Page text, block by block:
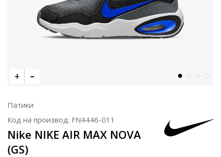
Патики
Код на производ: FN4446-011
Nike NIKE AIR MAX NOVA
(GS)